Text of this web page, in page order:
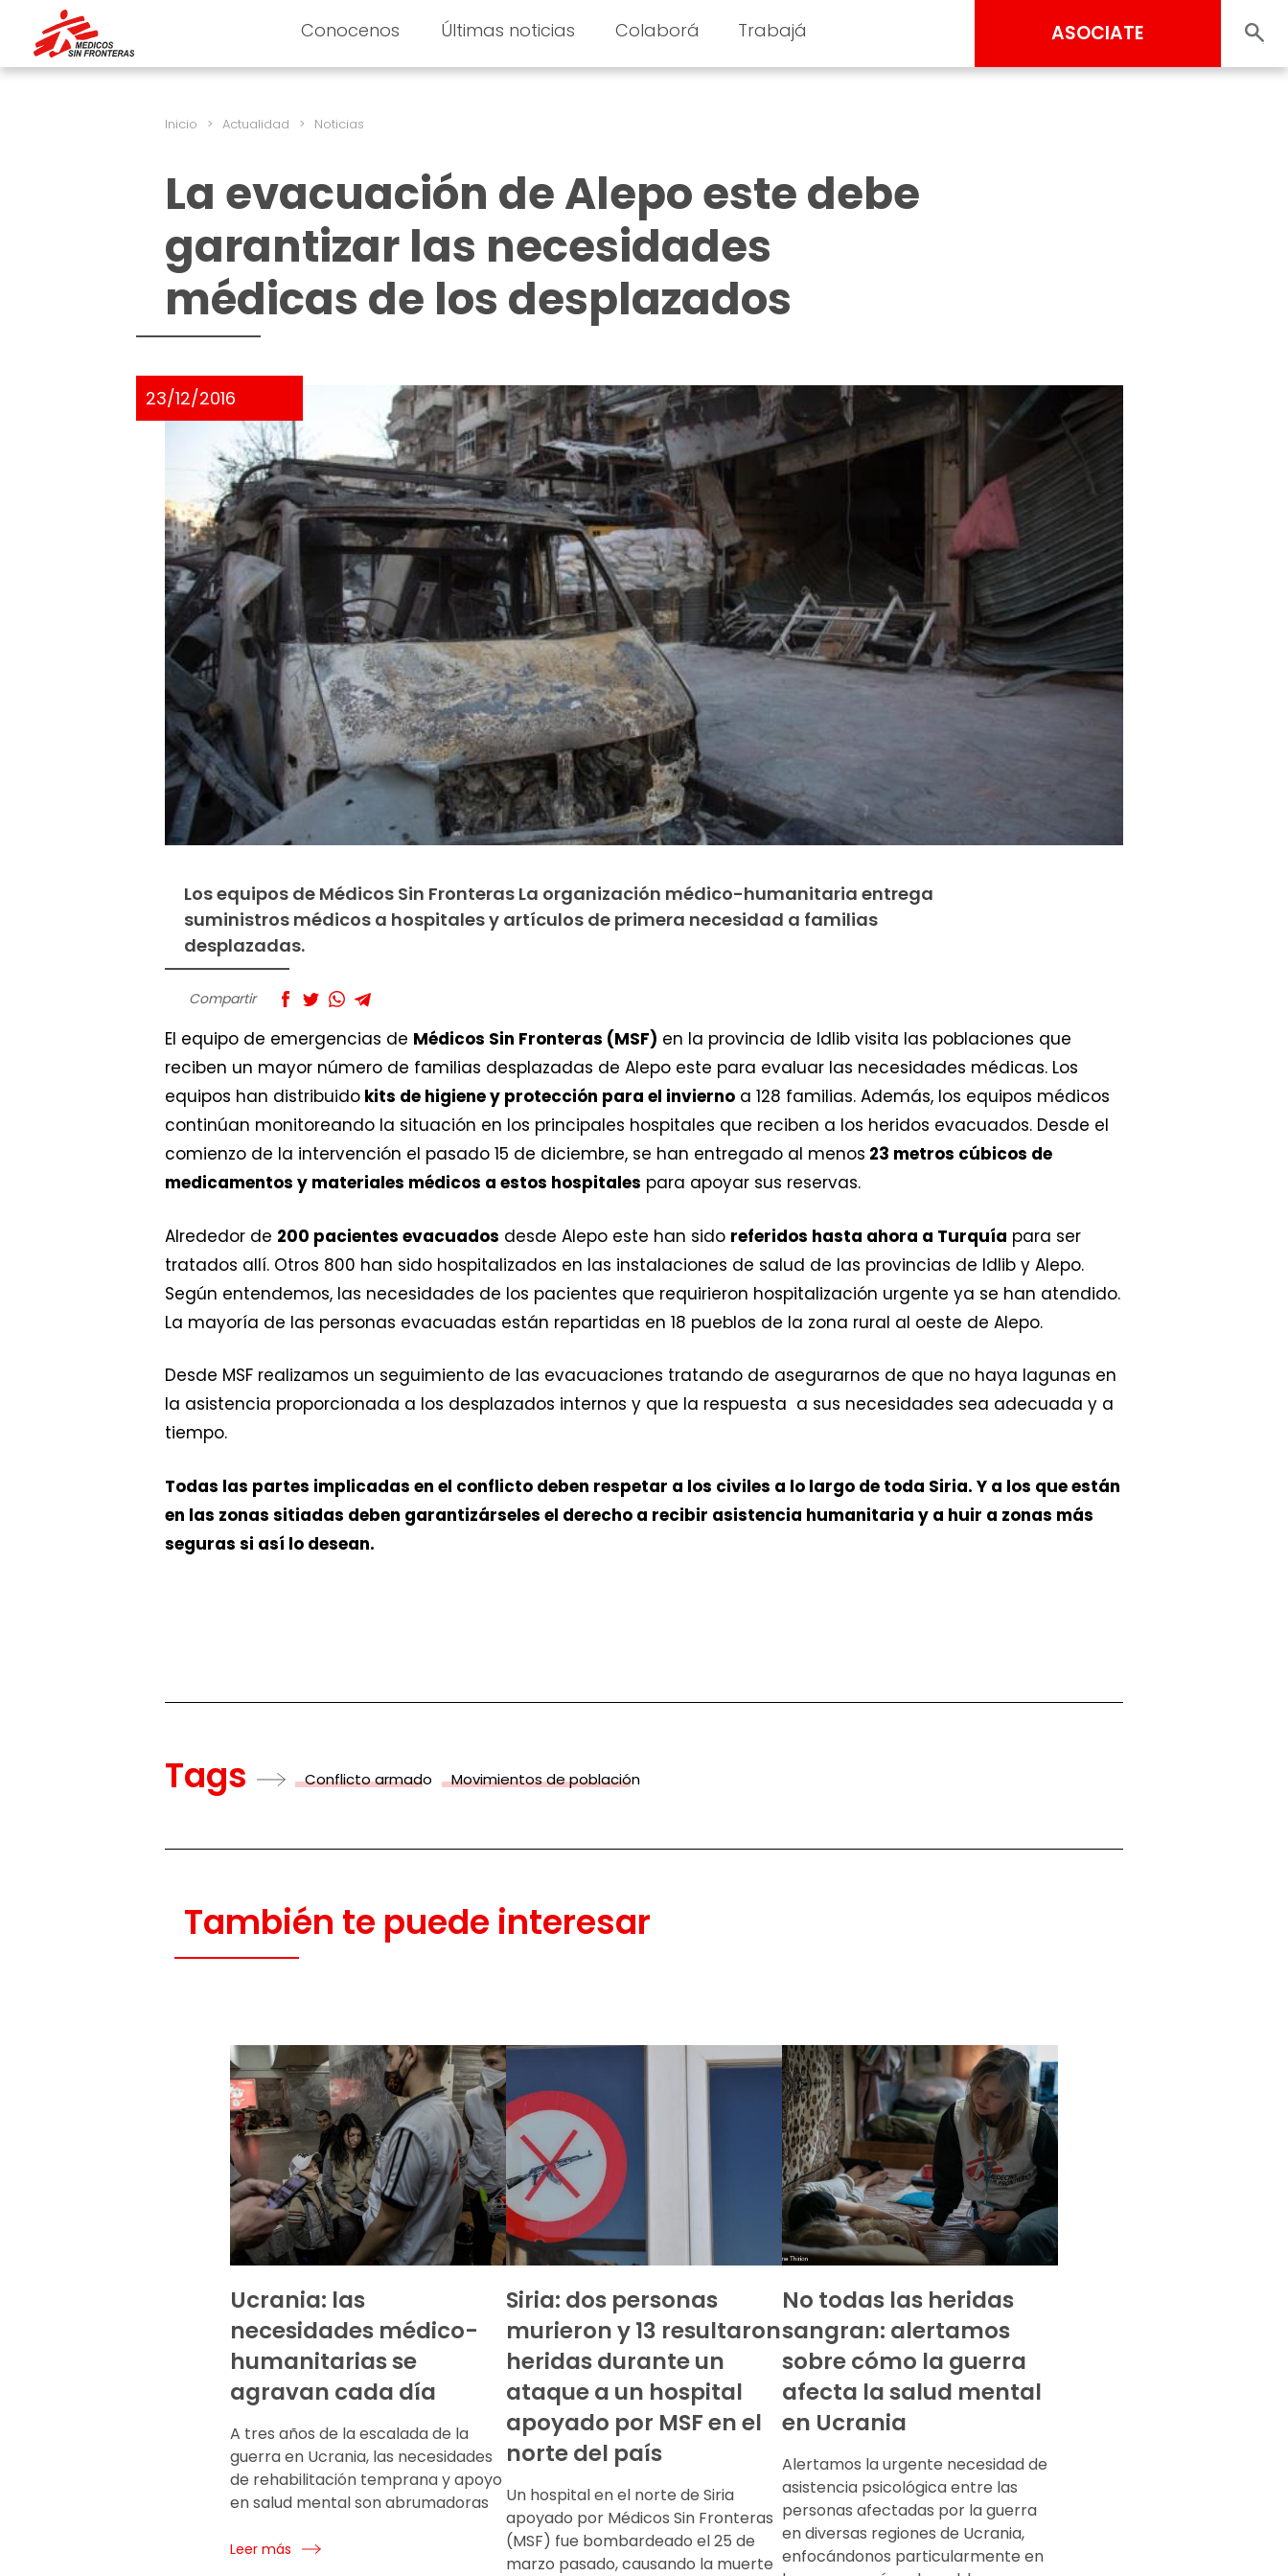
Conocenos Últimas noticias Colaborá Trabajá ASOCIATE
Inicio > Actualidad > Noticias
La evacuación de Alepo este debe
garantizar las necesidades
médicas de los desplazados
23/12/2016
Los equipos de Médicos Sin Fronteras La organización médico-humanitaria entrega
suministros médicos a hospitales y artículos de primera necesidad a familias
desplazadas.
Compartir
El equipo de emergencias de Médicos Sin Fronteras (MSF) en la provincia de Idlib visita las poblaciones que
reciben un mayor número de familias desplazadas de Alepo este para evaluar las necesidades médicas. Los
equipos han distribuido kits de higiene y protección para el invierno a 128 familias. Además, los equipos médicos
continúan monitoreando la situación en los principales hospitales que reciben a los heridos evacuados. Desde el
comienzo de la intervención el pasado 15 de diciembre, se han entregado al menos 23 metros cúbicos de
medicamentos y materiales médicos a estos hospitales para apoyar sus reservas.
Alrededor de 200 pacientes evacuados desde Alepo este han sido referidos hasta ahora a Turquía para ser
tratados allí. Otros 800 han sido hospitalizados en las instalaciones de salud de las provincias de Idlib y Alepo.
Según entendemos, las necesidades de los pacientes que requirieron hospitalización urgente ya se han atendido.
La mayoría de las personas evacuadas están repartidas en 18 pueblos de la zona rural al oeste de Alepo.
Desde MSF realizamos un seguimiento de las evacuaciones tratando de asegurarnos de que no haya lagunas en
la asistencia proporcionada a los desplazados internos y que la respuesta a sus necesidades sea adecuada y a
tiempo.
Todas las partes implicadas en el conflicto deben respetar a los civiles a lo largo de toda Siria. Y a los que están
en las zonas sitiadas deben garantizárseles el derecho a recibir asistencia humanitaria y a huir a zonas más
seguras si así lo desean.
Tags Conflicto armado Movimientos de población
También te puede interesar
Ucrania: las
necesidades médico-
humanitarias se
agravan cada día
A tres años de la escalada de la
guerra en Ucrania, las necesidades
de rehabilitación temprana y apoyo
en salud mental son abrumadoras
Leer más
Siria: dos personas
murieron y 13 resultaron
heridas durante un
ataque a un hospital
apoyado por MSF en el
norte del país
Un hospital en el norte de Siria
apoyado por Médicos Sin Fronteras
(MSF) fue bombardeado el 25 de
marzo pasado, causando la muerte
No todas las heridas
sangran: alertamos
sobre cómo la guerra
afecta la salud mental
en Ucrania
Alertamos la urgente necesidad de
asistencia psicológica entre las
personas afectadas por la guerra
en diversas regiones de Ucrania,
enfocándonos particularmente en